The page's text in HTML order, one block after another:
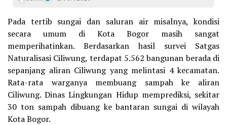
Pada tertib sungai dan saluran air misalnya, kondisi
secara umum di Kota Bogor masih sangat
memperihatinkan. Berdasarkan hasil survei Satgas
Naturalisasi Ciliwung, terdapat 5.562 bangunan berada di
sepanjang aliran Ciliwung yang melintasi 4 kecamatan.
Rata-rata warganya membuang sampah ke aliran
Ciliwung. Dinas Lingkungan Hidup memprediksi, sekitar
30 ton sampah dibuang ke bantaran sungai di wilayah
Kota Bogor.